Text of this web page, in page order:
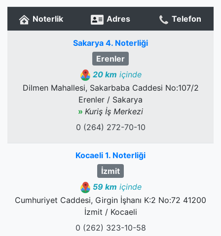
Noterlik Adres Telefon
Sakarya 4. Noterliği
Erenler
20 km içinde
Dilmen Mahallesi, Sakarbaba Caddesi No:107/2
Erenler / Sakarya
» Kuriş İş Merkezi
0 (264) 272-70-10
Kocaeli 1. Noterliği
İzmit
59 km içinde
Cumhuriyet Caddesi, Girgin İşhanı K:2 No:72 41200
İzmit / Kocaeli
0 (262) 323-10-58